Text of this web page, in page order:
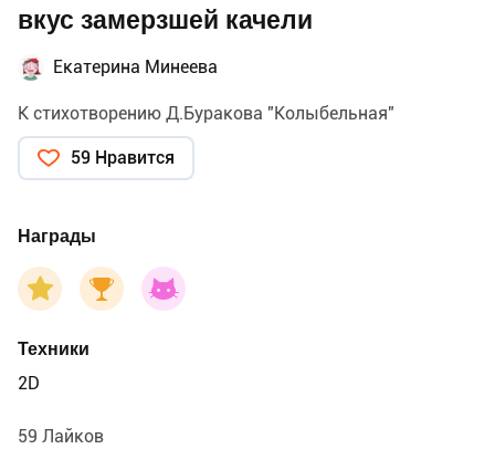
вкус замерзшей качели
Екатерина Минеева
К стихотворению Д.Буракова "Колыбельная"
59 Нравится
Награды
Техники
2D
59 Лайков